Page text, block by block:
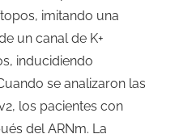
imitando una
un canal de K+
inducidiendo
se analizaron las
los pacientes con
del ARNm. La